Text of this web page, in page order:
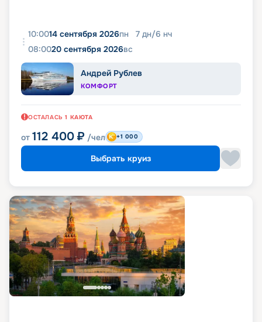
10:0014 сентября 2026пн 7 дн/6 нч
08:0020 сентября 2026вс
Андрей Рублев
КОМФОРТ
ОСТАЛАСЬ 1 КАЮТА
от 112 400 ₽ /чел +1 000
Выбрать круиз